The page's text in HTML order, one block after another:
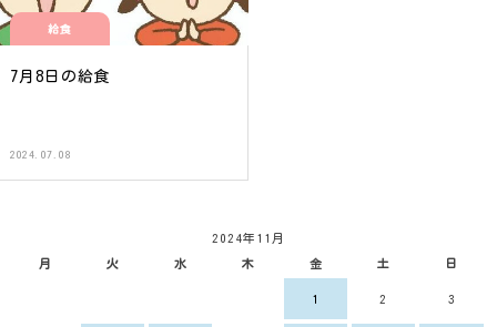
給食
7月8日の給食
2024.07.08
2024年11月
月 火 水 木 金 土 日
1 2 3